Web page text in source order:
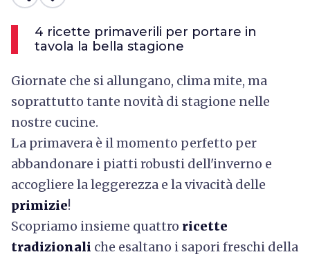
4 ricette primaverili per portare in
tavola la bella stagione
Giornate che si allungano, clima mite, ma
soprattutto tante novità di stagione nelle
nostre cucine.
La primavera è il momento perfetto per
abbandonare i piatti robusti dell'inverno e
accogliere la leggerezza e la vivacità delle
primizie!
Scopriamo insieme quattro ricette
tradizionali che esaltano i sapori freschi della